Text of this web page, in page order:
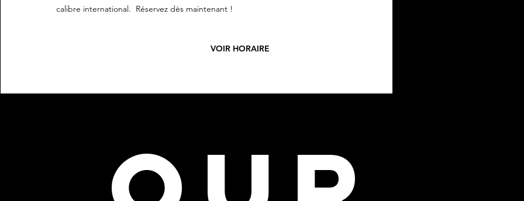
calibre international. Réservez dès maintenant !
VOIR HORAIRE